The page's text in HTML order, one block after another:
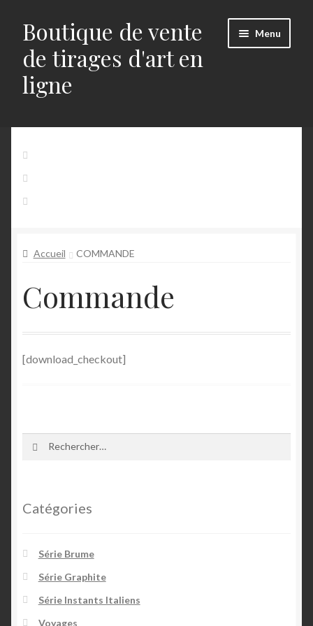
Aller
à
la
navigation
Aller
au
contenu
Boutique de vente
de tirages d'art en
ligne
Menu
Accueil
Commande
Commande
Historique des achats
Contact
Contact 1
Accueil COMMANDE
Commande
[download_checkout]
Catégories
Série Brume
Série Graphite
Série Instants Italiens
Voyages